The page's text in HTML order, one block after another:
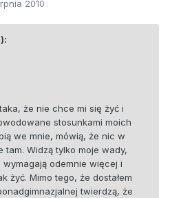
2010
że nie chce mi się żyć i
stosunkami moich
we mnie, mówią, że nic w
tam. Widzą tylko moje wady,
wymagają odemnie więcej i
żyć. Mimo tego, że dostałem
twierdzą, że